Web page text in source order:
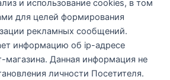
и использование cookies, в том
для целей формирования
рекламных сообщений.
информацию об ip-адресе
магазина. Данная информация не
личности Посетителя.